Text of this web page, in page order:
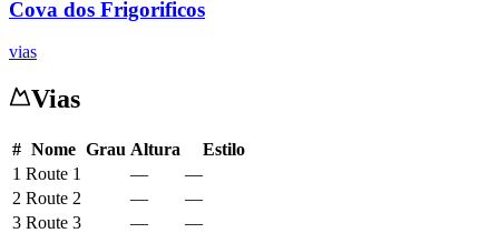
Cova dos Frigorificos
vias
Vias
# Nome Grau Altura
Estilo
1 Route 1 —
—
2 Route 2 —
—
3 Route 3 —
—